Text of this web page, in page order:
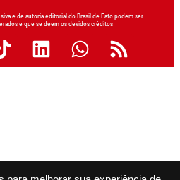
e de autoria editorial do Brasil de Fato podem ser
e que se deem os devidos créditos.